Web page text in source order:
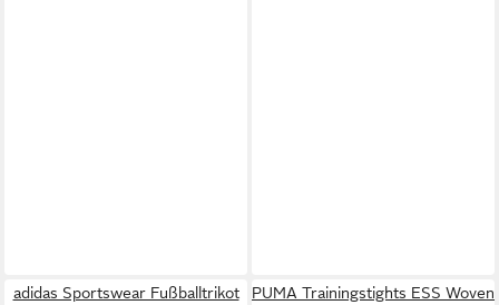
adidas Sportswear Fußballtrikot
PUMA Trainingstights ESS Woven